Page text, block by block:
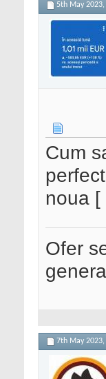
5th May 2023,
Cum
noua [
Ofer
7th May 2023,